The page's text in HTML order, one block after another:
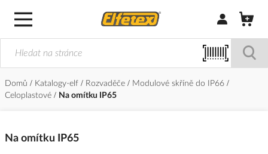
Přihlásit/
Domů Katalogy-elf Rozvaděče
Modulové skříně do IP66
Celoplastové
Na omítku IP65
Na omítku IP65